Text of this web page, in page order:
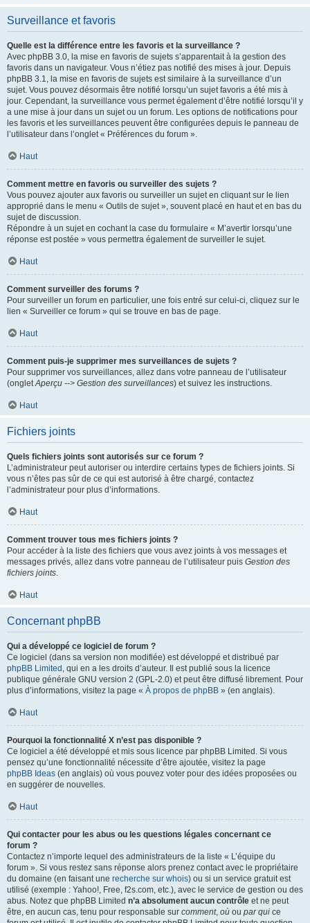
Surveillance et favoris
Quelle est la différence entre les favoris et la surveillance ?
Avec phpBB 3.0, la mise en favoris de sujets s’apparentait à la gestion des
favoris dans un navigateur. Vous n’étiez pas notifié des mises à jour. Depuis
phpBB 3.1, la mise en favoris de sujets est similaire à la surveillance d’un
sujet. Vous pouvez désormais être notifié lorsqu’un sujet favoris a été mis à
jour. Cependant, la surveillance vous permet également d’être notifié lorsqu’il y
a une mise à jour dans un sujet ou un forum. Les options de notifications pour
les favoris et les surveillances peuvent être configurées depuis le panneau de
l’utilisateur dans l’onglet « Préférences du forum ».
Haut
Comment mettre en favoris ou surveiller des sujets ?
Vous pouvez ajouter aux favoris ou surveiller un sujet en cliquant sur le lien
approprié dans le menu « Outils de sujet », souvent placé en haut et en bas du
sujet de discussion.
Répondre à un sujet en cochant la case du formulaire « M’avertir lorsqu’une
réponse est postée » vous permettra également de surveiller le sujet.
Haut
Comment surveiller des forums ?
Pour surveiller un forum en particulier, une fois entré sur celui-ci, cliquez sur le
lien « Surveiller ce forum » qui se trouve en bas de page.
Haut
Comment puis-je supprimer mes surveillances de sujets ?
Pour supprimer vos surveillances, allez dans votre panneau de l’utilisateur
(ongletAperçu --> Gestion des surveillances) et suivez les instructions.
Haut
Fichiers joints
Quels fichiers joints sont autorisés sur ce forum ?
L’administrateur peut autoriser ou interdire certains types de fichiers joints. Si
vous n’êtes pas sûr de ce qui est autorisé à être chargé, contactez
l’administrateur pour plus d’informations.
Haut
Comment trouver tous mes fichiers joints ?
Pour accéder à la liste des fichiers que vous avez joints à vos messages et
messages privés, allez dans votre panneau de l’utilisateur puis Gestion des
fichiers joints.
Haut
Concernant phpBB
Qui a développé ce logiciel de forum ?
Ce logiciel (dans sa version non modifiée) est développé et distribué par
phpBB Limited , qui en a les droits d’auteur. Il est publié sous la licence
publique générale GNU version 2 (GPL-2.0) et peut être diffusé librement. Pour
plus d’informations, visitez la page « À propos de phpBB » (en anglais).
Haut
Pourquoi la fonctionnalité X n’est pas disponible ?
Ce logiciel a été développé et mis sous licence par phpBB Limited. Si vous
pensez qu’une fonctionnalité nécessite d’être ajoutée, visitez la page
phpBB Ideas (en anglais) où vous pouvez voter pour des idées proposées ou
en suggérer de nouvelles.
Haut
Qui contacter pour les abus ou les questions légales concernant ce
forum ?
Contactez n’importe lequel des administrateurs de la liste « L’équipe du
forum ». Si vous restez sans réponse alors prenez contact avec le propriétaire
du domaine (en faisant une recherche sur whois) ou si un service gratuit est
utilisé (exemple : Yahoo!, Free, f2s.com, etc.), avec le service de gestion ou des
abus. Notez que phpBB Limited n’a absolument aucun contrôle et ne peut
être, en aucun cas, tenu pour responsable sur comment, où ou par qui ce